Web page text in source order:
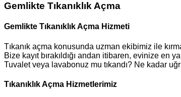
Gemlikte Tıkanıklık Açma
Gemlikte Tıkanıklık Açma Hizmeti
Tıkanık açma konusunda uzman ekibimiz ile
Bize kayıt bırakıldığı andan itibaren, evinize
Tuvalet veya lavabonuz mu tıkandı? Ne kadar
Tıkanıklık Açma Hizmetlerimiz